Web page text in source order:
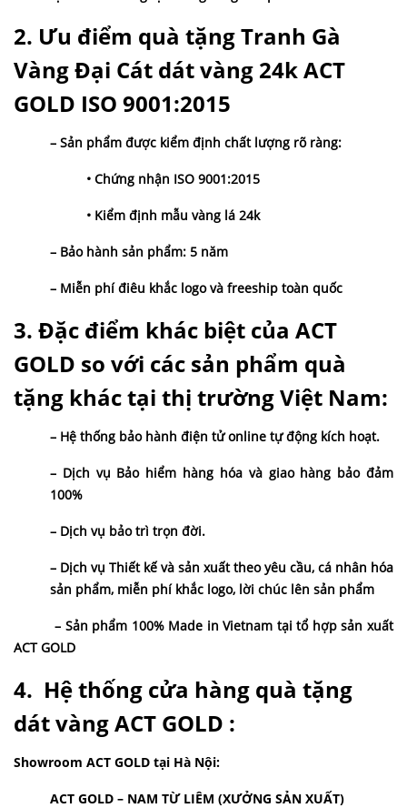
2. Ưu điểm quà tặng Tranh Gà
Vàng Đại Cát dát vàng 24k ACT
GOLD ISO 9001:2015
– Sản phẩm được kiểm định chất lượng rõ ràng:
• Chứng nhận ISO 9001:2015
• Kiểm định mẫu vàng lá 24k
– Bảo hành sản phẩm: 5 năm
– Miễn phí điêu khắc logo và freeship toàn quốc
3. Đặc điểm khác biệt của ACT
GOLD so với các sản phẩm quà
tặng khác tại thị trường Việt Nam:
– Hệ thống bảo hành điện tử online tự động kích hoạt.
– Dịch vụ Bảo hiểm hàng hóa và giao hàng bảo đảm
100%
– Dịch vụ bảo trì trọn đời.
– Dịch vụ Thiết kế và sản xuất theo yêu cầu, cá nhân hóa
sản phẩm, miễn phí khắc logo, lời chúc lên sản phẩm
– Sản phẩm 100% Made in Vietnam tại tổ hợp sản xuất
ACT GOLD
4. Hệ thống cửa hàng quà tặng
dát vàng ACT GOLD :
Showroom ACT GOLD tại Hà Nội:
ACT GOLD – NAM TỪ LIÊM (XƯỞNG SẢN XUẤT)